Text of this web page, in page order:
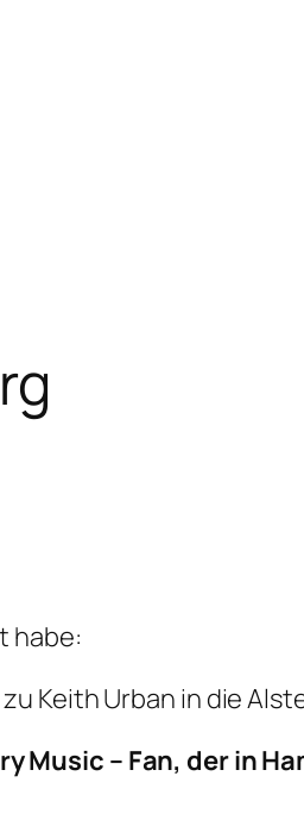
habe:
Keith Urban in die
Music – Fan, der in